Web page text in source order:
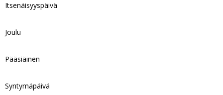
Itsenäisyyspäivä
Joulu
Pääsiäinen
Syntymäpäivä